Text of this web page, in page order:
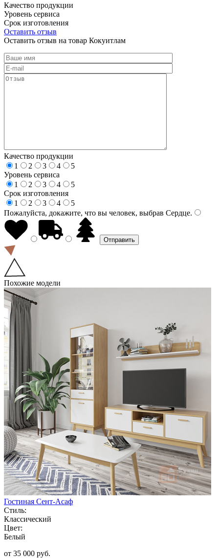
Качество продукции
Уровень сервиса
Срок изготовления
Оставить отзыв
Оставить отзыв на товар Кокуитлам
Качество продукции
1
2 3 4
5
Уровень сервиса
1
2 3 4
5
Срок изготовления
1
2 3 4
5
Пожалуйста, докажите, что вы человек, выбрав Сердце.
Похожие модели
Гостиная Сент-Асаф
Стиль:
Классический
Цвет:
Белый
от 35 000 руб.